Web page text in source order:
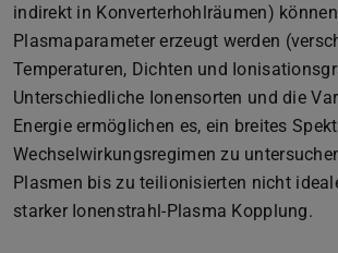
indirekt in Konverterhohlräumen)
Plasmaparameter erzeugt werden
Temperaturen, Dichten und
Unterschiedliche Ionensorten und die
Energie ermöglichen es, ein breites
Wechselwirkungsregimen zu
Plasmen bis zu teilionisierten nicht
starker Ionenstrahl-Plasma Kopplung.